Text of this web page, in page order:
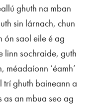
ghuth na mban
sin lárnach, chun
ón saol eile é ag
linn sochraide, guth
‘éamh’
trí ghuth baineann a
as an mbua seo ag